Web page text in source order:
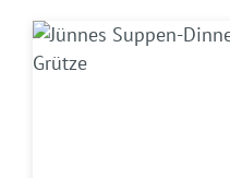
Produktgalerie